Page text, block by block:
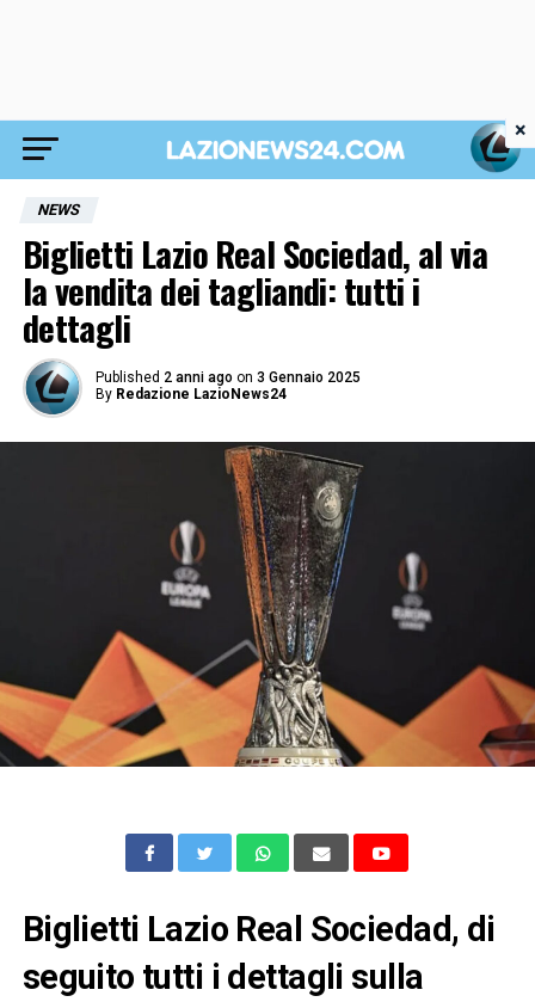
NEWS
Biglietti Lazio Real Sociedad, al via
la vendita dei tagliandi: tutti i
dettagli
Published 2 anni ago on 3 Gennaio 2025
By Redazione LazioNews24
Biglietti Lazio Real Sociedad, di
seguito tutti i dettagli sulla
×